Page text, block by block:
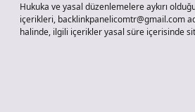
Hukuka ve yasal düzenlemelere aykırı
içerikleri, backlinkpanelicomtr@gmail.com
halinde, ilgili içerikler yasal süre içerisinde